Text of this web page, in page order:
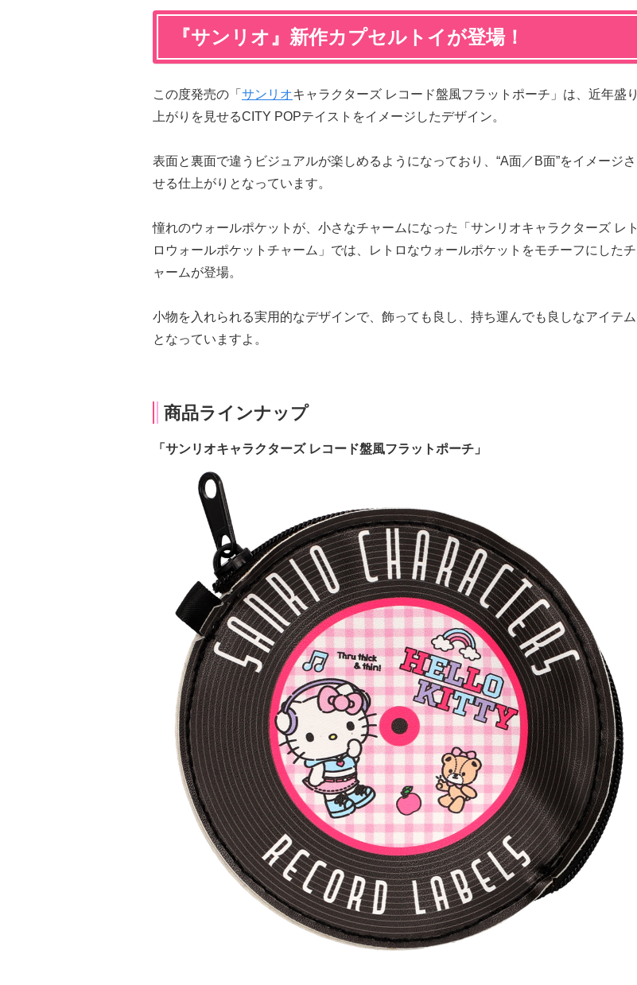
『サンリオ』新作カプセルトイが登場！
この度発売の「 サンリオキャラクターズ レコード盤風フラットポーチ」は、近年盛り
上がりを見せるCITY POPテイストをイメージしたデザイン。
表面と裏面で違うビジュアルが楽しめるようになっており、“A面／B面”をイメージさ
せる仕上がりとなっています。
憧れのウォールポケットが、小さなチャームになった「サンリオキャラクターズ レト
ロウォールポケットチャーム」では、レトロなウォールポケットをモチーフにしたチ
ャームが登場。
小物を入れられる実用的なデザインで、飾っても良し、持ち運んでも良しなアイテム
となっていますよ。
商品ラインナップ
「サンリオキャラクターズ レコード盤風フラットポーチ」